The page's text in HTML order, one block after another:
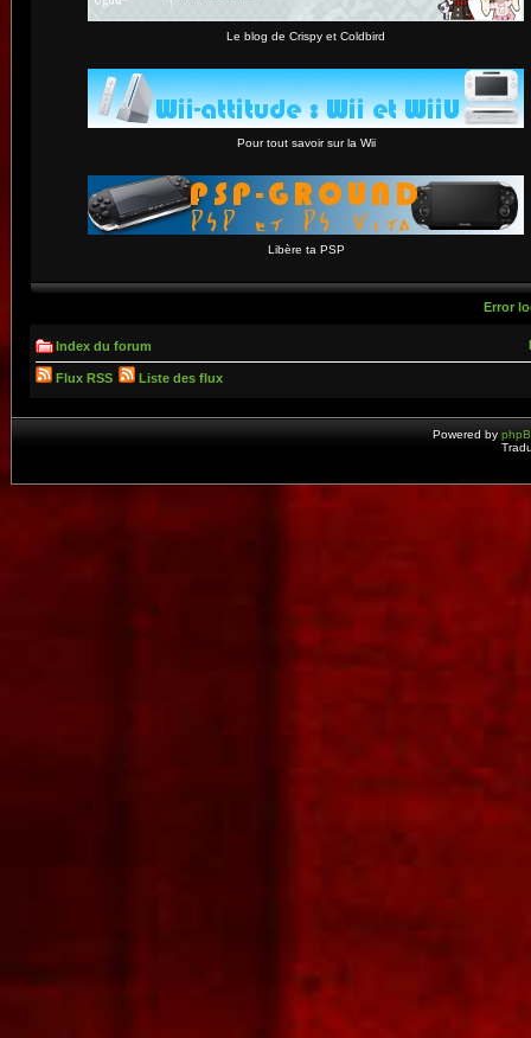
Le blog de Crispy et Coldbird
Pour tout savoir sur la Wii
Libère ta PSP
Error
Index du forum
Flux RSS Liste des flux
Powered by